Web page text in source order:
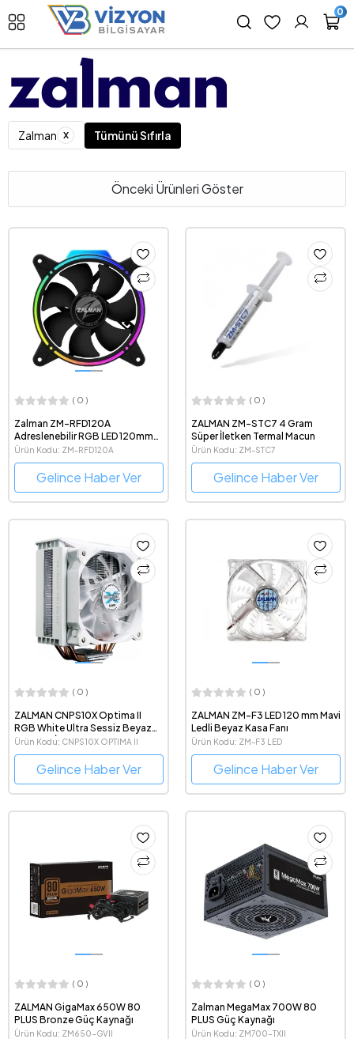
0
Zalman x Tümünü Sıfırla
Önceki Ürünleri Göster
( 0 )
Zalman ZM-RFD120A
Adreslenebilir RGB LED 120mm
Kasa Fanı
Ürün Kodu: ZM-RFD120A
Gelince Haber Ver
( 0 )
ZALMAN ZM-STC7 4 Gram
Süper İletken Termal Macun
Ürün Kodu: ZM-STC7
Gelince Haber Ver
( 0 )
ZALMAN CNPS10X Optima II
RGB White Ultra Sessiz Beyaz
Kule Tipi İşlemci Soğutucu
Ürün Kodu: CNPS10X OPTIMA II
BEYAZ
Gelince Haber Ver
( 0 )
ZALMAN ZM-F3 LED 120 mm Mavi
Ledli Beyaz Kasa Fanı
Ürün Kodu: ZM-F3 LED
Gelince Haber Ver
( 0 )
ZALMAN GigaMax 650W 80
PLUS Bronze Güç Kaynağı
Ürün Kodu: ZM650-GVII
( 0 )
Zalman MegaMax 700W 80
PLUS Güç Kaynağı
Ürün Kodu: ZM700-TXII